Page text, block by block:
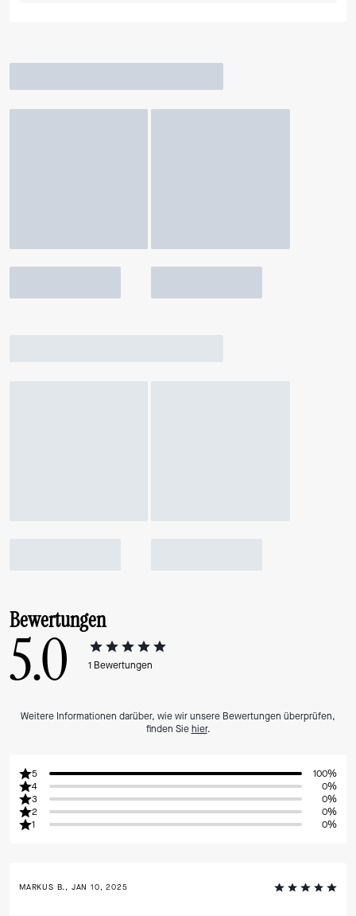
Bewertungen
5.0 1 Bewertungen
Weitere Informationen darüber, wie wir unsere Bewertungen überprüfen,
finden Siehier.
5
100%
4
0%
3
0%
2
0%
1
0%
MARKUS B., JAN 10, 2025